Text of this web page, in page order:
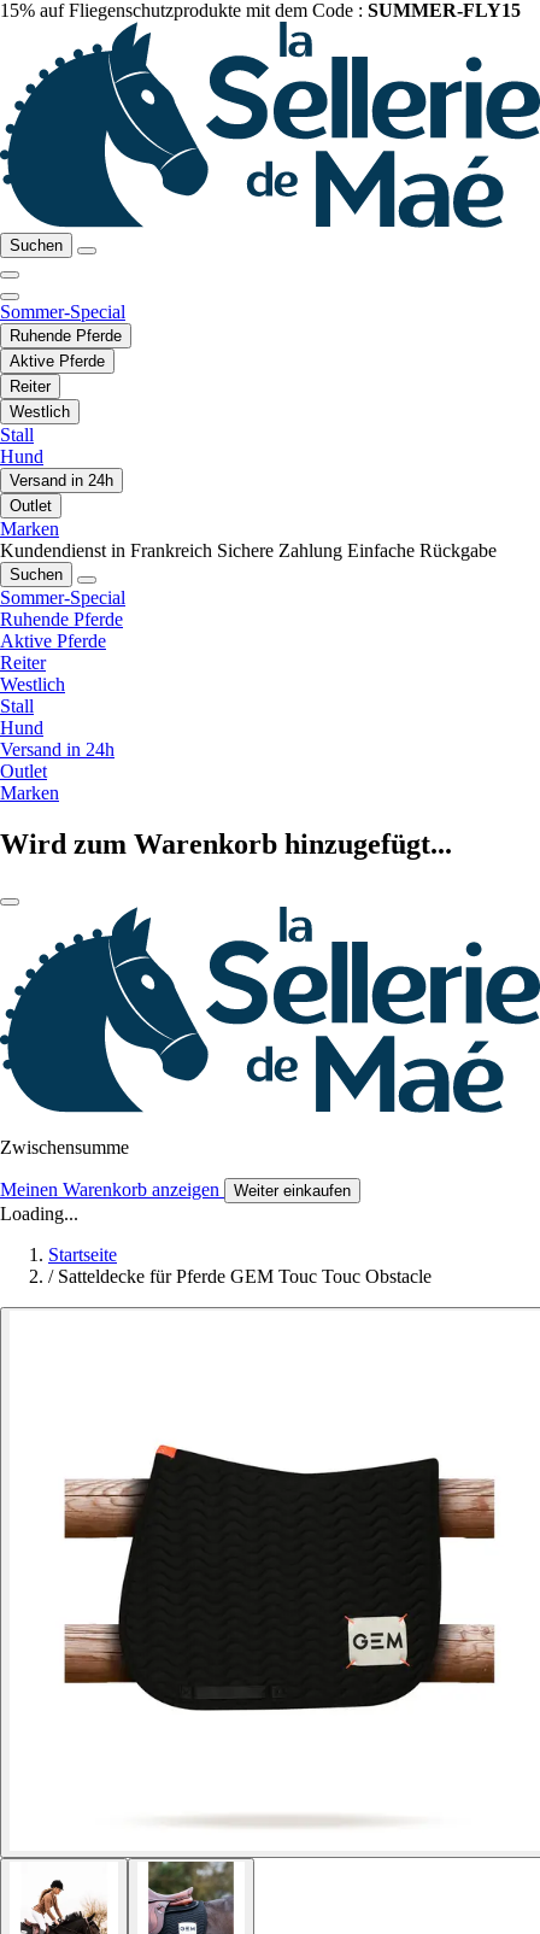
15% auf Fliegenschutzprodukte mit dem Code : SUMMER-FLY15
Suchen
Sommer-Special
Ruhende Pferde
Aktive Pferde
Reiter
Westlich
Stall
Hund
Versand in 24h
Outlet
Marken
Kundendienst in Frankreich Sichere Zahlung Einfache Rückgabe
Suchen
Sommer-Special
Ruhende Pferde
Aktive Pferde
Reiter
Westlich
Stall
Hund
Versand in 24h
Outlet
Marken
Wird zum Warenkorb hinzugefügt...
Zwischensumme
Meinen Warenkorb anzeigen Weiter einkaufen
Loading...
Startseite
/ Satteldecke für Pferde GEM Touc Touc Obstacle